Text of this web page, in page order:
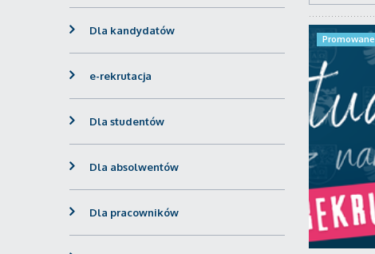
Promowane
Dla kandydatów
e-rekrutacja
Dla studentów
Dla absolwentów
Dla pracowników